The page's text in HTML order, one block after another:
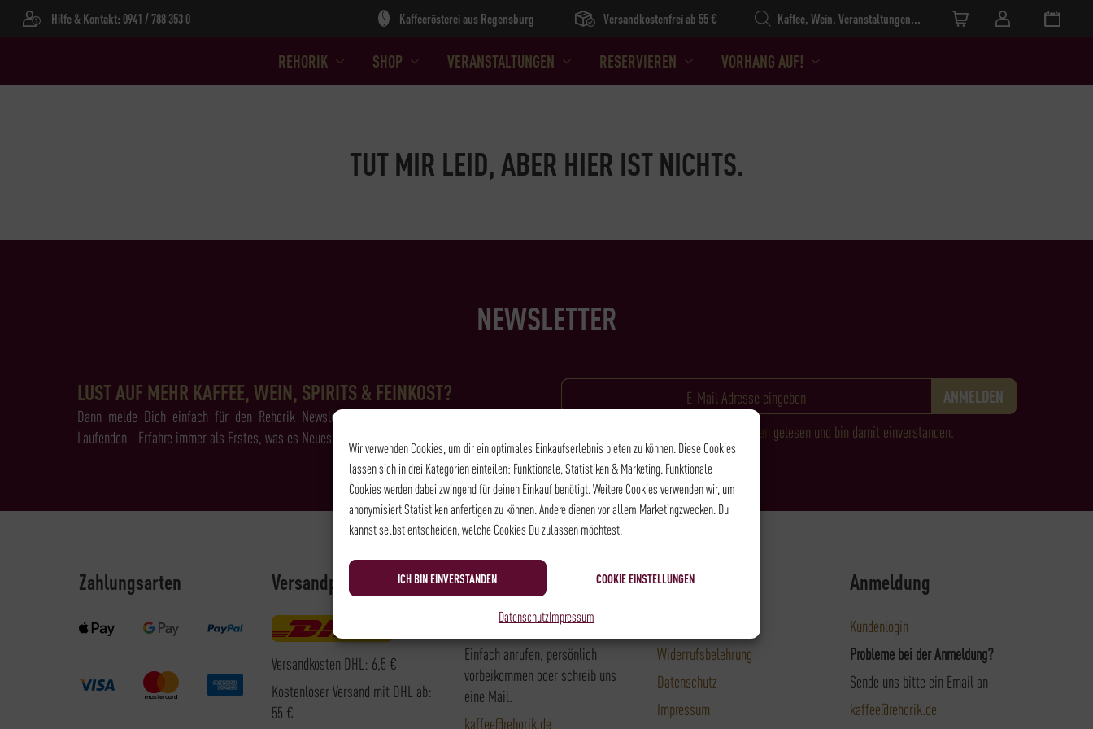
Wir verwenden Cookies, um dir ein optimales Einkaufserlebnis bieten zu können. Diese Cookies
lassen sich in drei Kategorien einteilen: Funktionale, Statistiken & Marketing. Funktionale
Cookies werden dabei zwingend für deinen Einkauf benötigt. Weitere Cookies verwenden wir, um
anonymisiert Statistiken anfertigen zu können. Andere dienen vor allem Marketingzwecken. Du
kannst selbst entscheiden, welche Cookies Du zulassen möchtest.
ICH BIN EINVERSTANDEN COOKIE EINSTELLUNGEN
DatenschutzImpressum
REHORIK SHOP VERANSTALTUNGEN RESERVIEREN VORHANG AUF!
Hilfe & Kontakt: 0941 / 788 353 0 Kaffeerösterei aus Regensburg Versandkostenfrei ab 55 €
Products search
TUT MIR LEID, ABER HIER IST NICHTS.
NEWSLETTER
LUST AUF MEHR KAFFEE, WEIN, SPIRITS & FEINKOST?
Dann melde Dich einfach für den Rehorik Newsletter an und wir halten Dich auf dem
Laufenden - Erfahre immer als Erstes, was es Neues bei Rehorik gibt!
Datenschutzbestimmungen gelesen und bin damit einverstanden.
Zahlungsarten Versandpartner
Versandkosten DHL: 6,5 €
Kostenloser Versand mit DHL ab:
55 €
Kontakt
Du hast noch Fragen?
Einfach anrufen, persönlich
vorbeikommen oder schreib uns
eine Mail.
kaffee@rehorik.de
Rechtliches
Widerrufsbelehrung
Datenschutz
Impressum
Anmeldung
Kundenlogin
Probleme bei der Anmeldung?
Sende uns bitte ein Email an
kaffee@rehorik.de